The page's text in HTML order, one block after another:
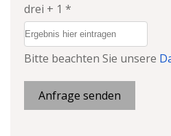
drei + 1 *
Bitte beachten Sie unsere
Anfrage senden